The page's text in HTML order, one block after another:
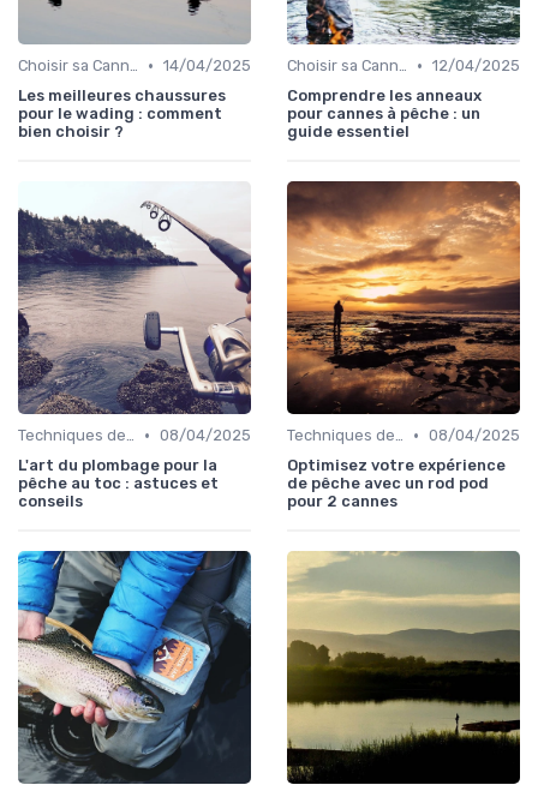
Choisir sa Canne et son Équipement • 14/04/2025
Les meilleures chaussures
pour le wading : comment
bien choisir ?
Choisir sa Canne et son Équipement • 12/04/2025
Comprendre les anneaux
pour cannes à pêche : un
guide essentiel
Techniques de Pêche • 08/04/2025
L'art du plombage pour la
pêche au toc : astuces et
conseils
Techniques de Pêche • 08/04/2025
Optimisez votre expérience
de pêche avec un rod pod
pour 2 cannes